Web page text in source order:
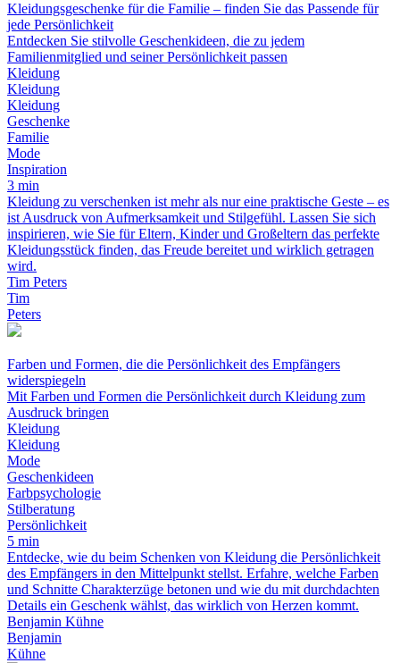
Kleidungsgeschenke für die Familie – finden Sie das Passende für
jede Persönlichkeit
Entdecken Sie stilvolle Geschenkideen, die zu jedem
Familienmitglied und seiner Persönlichkeit passen
Kleidung
Kleidung
Kleidung
Geschenke
Familie
Mode
Inspiration
3 min
Kleidung zu verschenken ist mehr als nur eine praktische Geste – es
ist Ausdruck von Aufmerksamkeit und Stilgefühl. Lassen Sie sich
inspirieren, wie Sie für Eltern, Kinder und Großeltern das perfekte
Kleidungsstück finden, das Freude bereitet und wirklich getragen
wird.
Tim Peters
Tim
Peters
Farben und Formen, die die Persönlichkeit des Empfängers
widerspiegeln
Mit Farben und Formen die Persönlichkeit durch Kleidung zum
Ausdruck bringen
Kleidung
Kleidung
Mode
Geschenkideen
Farbpsychologie
Stilberatung
Persönlichkeit
5 min
Entdecke, wie du beim Schenken von Kleidung die Persönlichkeit
des Empfängers in den Mittelpunkt stellst. Erfahre, welche Farben
und Schnitte Charakterzüge betonen und wie du mit durchdachten
Details ein Geschenk wählst, das wirklich von Herzen kommt.
Benjamin Kühne
Benjamin
Kühne